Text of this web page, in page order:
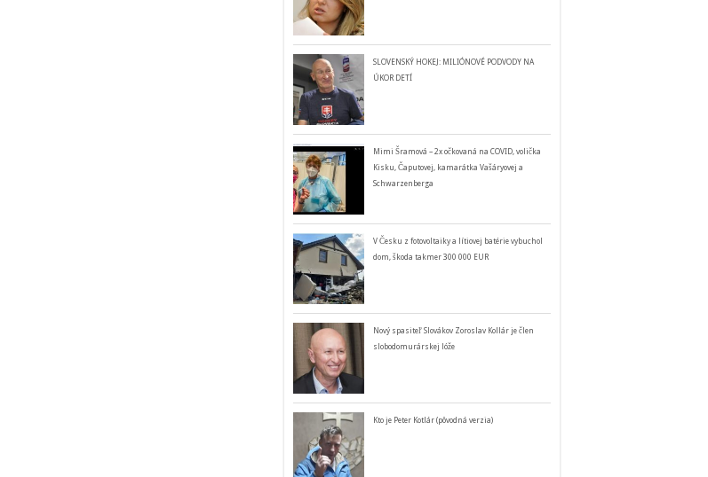
SLOVENSKÝ HOKEJ: MILIÓNOVÉ PODVODY NA
ÚKOR DETÍ
Mimi Šramová – 2x očkovaná na COVID, volička
Kisku, Čaputovej, kamarátka Vašáryovej a
Schwarzenberga
V Česku z fotovoltaiky a lítiovej batérie vybuchol
dom, škoda takmer 300 000 EUR
Nový spasiteľ Slovákov Zoroslav Kollár je člen
slobodomurárskej lóže
Kto je Peter Kotlár (pôvodná verzia)